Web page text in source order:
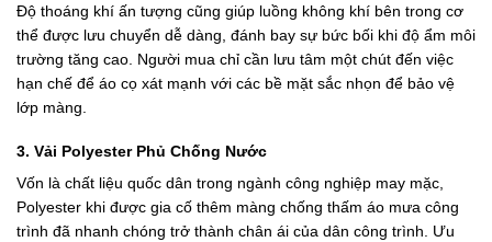
Độ thoáng khí ấn tượng cũng giúp luồng không khí bên trong cơ
thể được lưu chuyển dễ dàng, đánh bay sự bức bối khi độ ẩm môi
trường tăng cao. Người mua chỉ cần lưu tâm một chút đến việc
hạn chế để áo cọ xát mạnh với các bề mặt sắc nhọn để bảo vệ
lớp màng.
3. Vải Polyester Phủ Chống Nước
Vốn là chất liệu quốc dân trong ngành công nghiệp may mặc,
Polyester khi được gia cố thêm màng chống thấm áo mưa công
trình đã nhanh chóng trở thành chân ái của dân công trình. Ưu